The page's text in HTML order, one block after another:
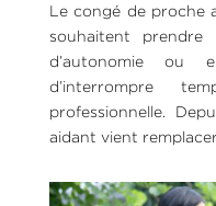
Le congé de proche
souhaitent
d’autonomie ou
d’interrompre
professionnelle.
aidant vient